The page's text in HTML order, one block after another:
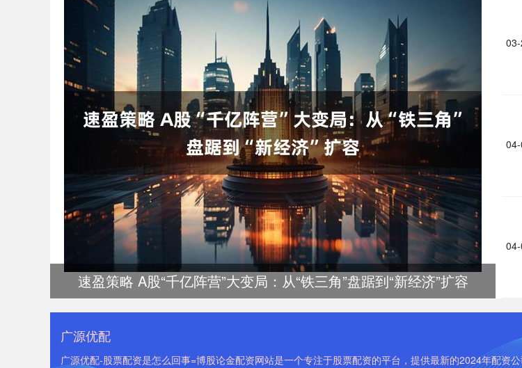
速盈策略 A股“千亿阵营”大变局：从“铁三角”盘踞到“新经济”扩容
04-
04-
广源优配
广源优配-股票配资是怎么回事=博股论金配资网站是一个专注于股票配资的平台，提供最新的2024年配资